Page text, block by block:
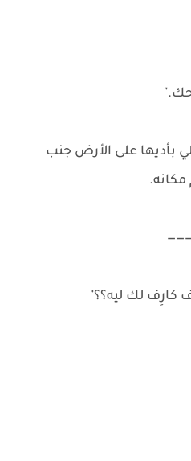
بأديها على الأرض جنب
مكانه.
لك ليه؟؟"